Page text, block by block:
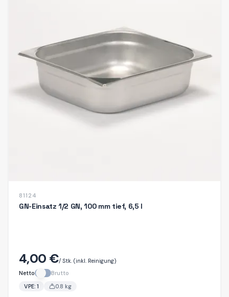
81124
GN-Einsatz 1/2 GN, 100 mm tief, 6,5 l
4,00 €/ Stk.(inkl. Reinigung)
Netto
Brutto
VPE: 1 0.8 kg